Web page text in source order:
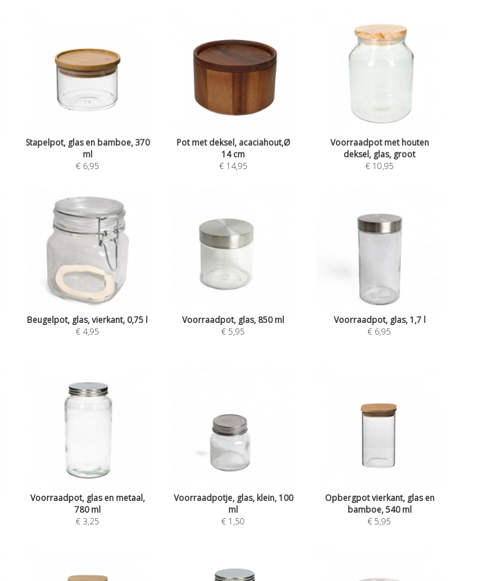
Stapelpot, glas en bamboe, 370
ml
€ 6,95
Pot met deksel, acaciahout,Ø
14 cm
€ 14,95
Voorraadpot met houten
deksel, glas, groot
€ 10,95
Beugelpot, glas, vierkant, 0,75 l
€ 4,95
Voorraadpot, glas, 850 ml
€ 5,95
Voorraadpot, glas, 1,7 l
€ 6,95
Voorraadpot, glas en metaal,
780 ml
€ 3,25
Voorraadpotje, glas, klein, 100
ml
€ 1,50
Opbergpot vierkant, glas en
bamboe, 540 ml
€ 5,95